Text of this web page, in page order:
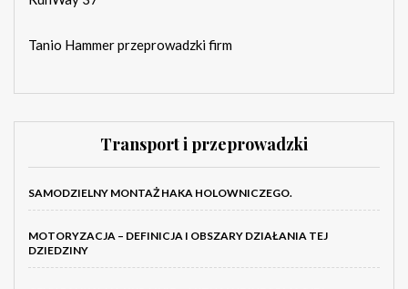
Tanio Hammer przeprowadzki firm
Transport i przeprowadzki
SAMODZIELNY MONTAŻ HAKA HOLOWNICZEGO.
MOTORYZACJA – DEFINICJA I OBSZARY DZIAŁANIA TEJ
DZIEDZINY